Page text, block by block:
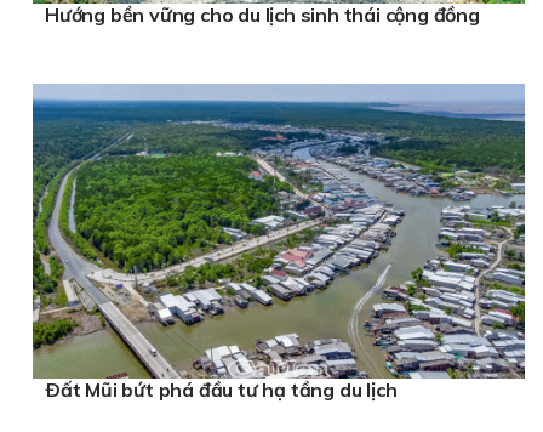
Hướng bền vững cho du lịch sinh thái cộng đồng
Ðất Mũi bứt phá đầu tư hạ tầng du lịch